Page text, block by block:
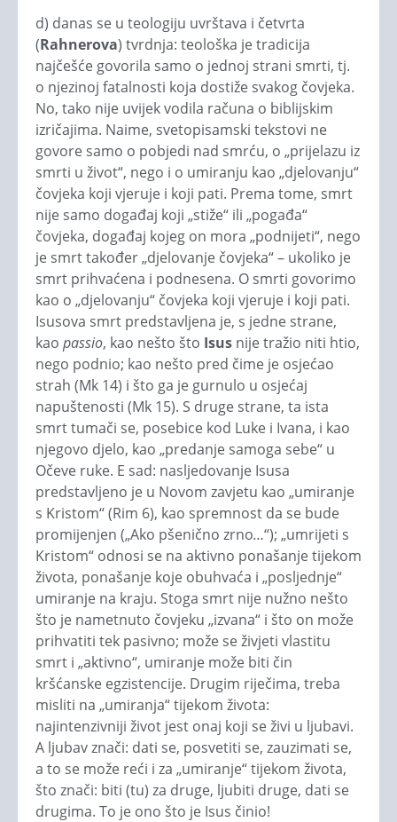
d) danas se u teologiju uvrštava i četvrta
(Rahnerova) tvrdnja: teološka je tradicija
najčešće govorila samo o jednoj strani smrti, tj.
o njezinoj fatalnosti koja dostiže svakog čovjeka.
No, tako nije uvijek vodila računa o biblijskim
izričajima. Naime, svetopisamski tekstovi ne
govore samo o pobjedi nad smrću, o „prijelazu iz
smrti u život“, nego i o umiranju kao „djelovanju“
čovjeka koji vjeruje i koji pati. Prema tome, smrt
nije samo događaj koji „stiže“ ili „pogađa“
čovjeka, događaj kojeg on mora „podnijeti“, nego
je smrt također „djelovanje čovjeka“ – ukoliko je
smrt prihvaćena i podnesena. O smrti govorimo
kao o „djelovanju“ čovjeka koji vjeruje i koji pati.
Isusova smrt predstavljena je, s jedne strane,
kao passio, kao nešto što Isus nije tražio niti htio,
nego podnio; kao nešto pred čime je osjećao
strah (Mk 14) i što ga je gurnulo u osjećaj
napuštenosti (Mk 15). S druge strane, ta ista
smrt tumači se, posebice kod Luke i Ivana, i kao
njegovo djelo, kao „predanje samoga sebe“ u
Očeve ruke. E sad: nasljedovanje Isusa
predstavljeno je u Novom zavjetu kao „umiranje
s Kristom“ (Rim 6), kao spremnost da se bude
promijenjen („Ako pšenično zrno…“); „umrijeti s
Kristom“ odnosi se na aktivno ponašanje tijekom
života, ponašanje koje obuhvaća i „posljednje“
umiranje na kraju. Stoga smrt nije nužno nešto
što je nametnuto čovjeku „izvana“ i što on može
prihvatiti tek pasivno; može se živjeti vlastitu
smrt i „aktivno“, umiranje može biti čin
kršćanske egzistencije. Drugim riječima, treba
misliti na „umiranja“ tijekom života:
najintenzivniji život jest onaj koji se živi u ljubavi.
A ljubav znači: dati se, posvetiti se, zauzimati se,
a to se može reći i za „umiranje“ tijekom života,
što znači: biti (tu) za druge, ljubiti druge, dati se
drugima. To je ono što je Isus činio!